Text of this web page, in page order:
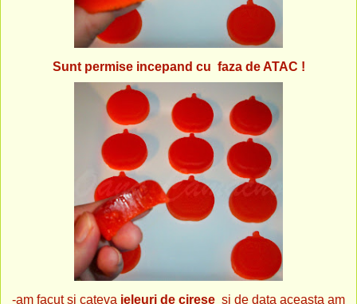
Sunt permise incepand cu faza de ATAC !
-am facut si cateva jeleuri de cirese si de data aceasta am